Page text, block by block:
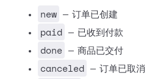
new — 订单已创建
paid — 已收到付款
done — 商品已交付
canceled — 订单已取消